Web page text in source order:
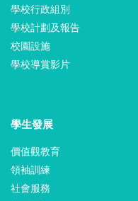
學校行政組別
學校計劃及報告
校園設施
學校導賞影片
學生發展
價值觀教育
領袖訓練
社會服務